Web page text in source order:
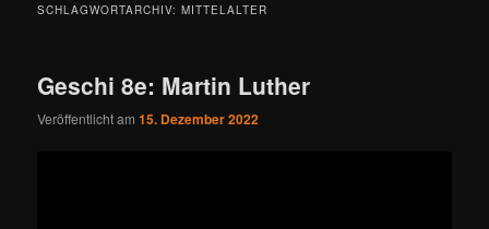
SCHLAGWORTARCHIV:MITTELALTER
Geschi 8e: Martin Luther
Veröffentlicht am15. Dezember 2022